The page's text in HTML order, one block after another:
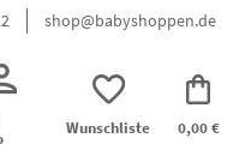
shop@babyshoppen.de
Wunschliste 0,00 €